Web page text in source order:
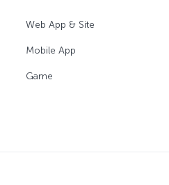
Web App & Site
Mobile App
Game